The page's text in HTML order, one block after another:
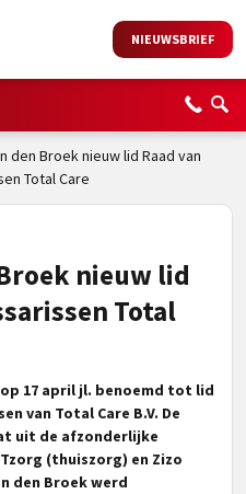
NIEUWSBRIEF
den Broek nieuw lid Raad van
Total Care
nieuw lid
Total
op 17 april jl. benoemd tot lid
van Total Care B.V. De
uit de afzonderlijke
(thuiszorg) en Zizo
den Broek werd